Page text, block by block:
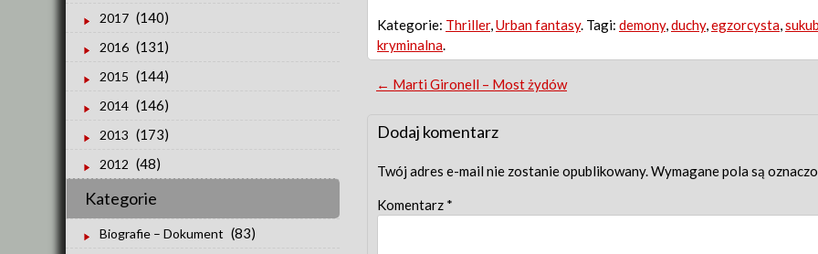
Kategorie: Thriller, Urban fantasy. Tagi: demony, duchy, egzorcysta sukub
kryminalna
Post
navigation
← Marti Gironell – Most żydów
Dodaj komentarz
Twój adres e-mail nie zostanie opublikowany.Wymagane pola są
Komentarz *
2017 (140)
2016 (131)
2015 (144)
2014 (146)
2013 (173)
2012 (48)
Kategorie
Biografie – Dokument (83)